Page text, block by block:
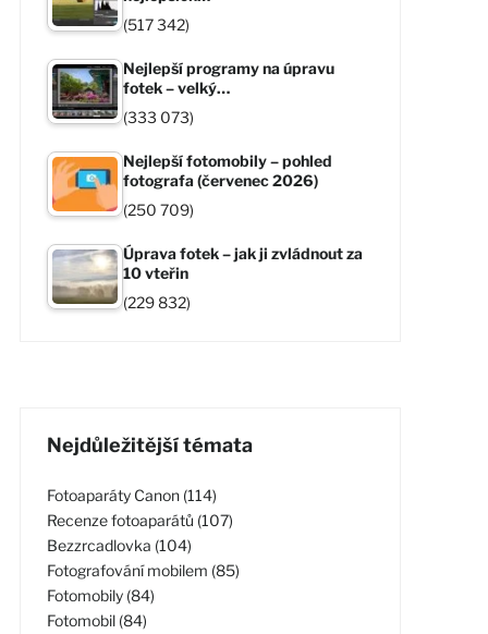
(517 342)
Nejlepší programy na úpravu
fotek – velký…
(333 073)
Nejlepší fotomobily – pohled
fotografa (červenec 2026)
(250 709)
Úprava fotek – jak ji zvládnout za
10 vteřin
(229 832)
Nejdůležitější témata
Fotoaparáty Canon (114)
Recenze fotoaparátů (107)
Bezzrcadlovka (104)
Fotografování mobilem (85)
Fotomobily (84)
Fotomobil (84)